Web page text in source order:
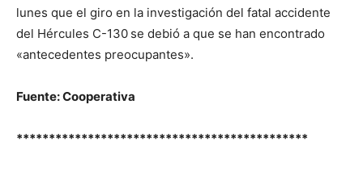
lunes que el giro en la investigación del fatal accidente
del Hércules C-130 se debió a que se han encontrado
«antecedentes preocupantes».
Fuente: Cooperativa
*********************************************